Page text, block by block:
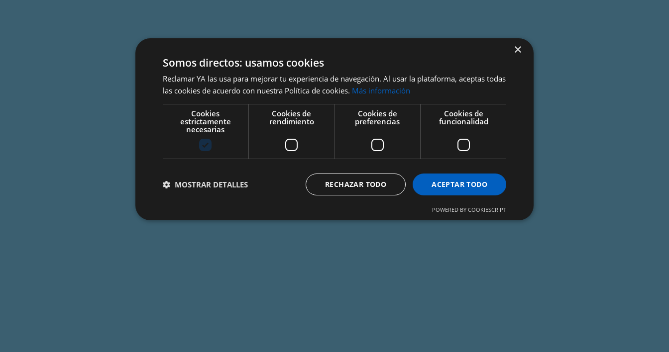
×
Somos directos: usamos cookies
Reclamar YA las usa para mejorar tu experiencia de navegación. Al usar la plataforma, aceptas todas
las cookies de acuerdo con nuestra Política de cookies. Más información
Cookies
estrictamente
necesarias
Cookies de
rendimiento
Cookies de
preferencias
Cookies de
funcionalidad
ACEPTAR TODO
RECHAZAR TODO
MOSTRAR DETALLES
POWERED BY COOKIESCRIPT